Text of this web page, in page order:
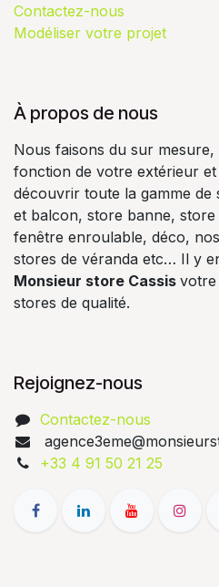
Contactez-nous
Modéliser votre projet
À propos de nous
Nous faisons du sur
fonction de votre extérieur
découvrir toute la gamme de
et balcon, store banne,
fenêtre enroulable, déco,
stores de véranda etc… Il y
Monsieur store Cassis votre
stores de qualité.
Rejoignez-nous
Contactez-nous
+33 4 91 50 21 25